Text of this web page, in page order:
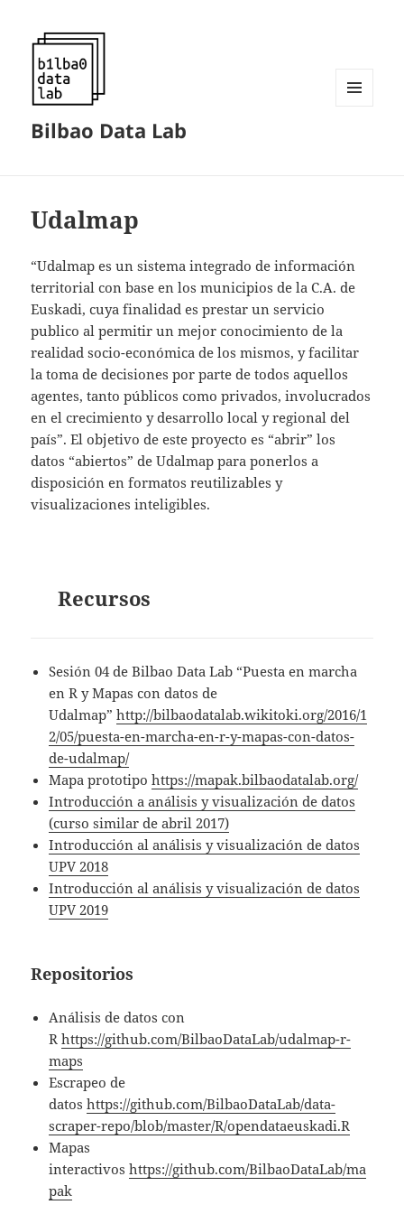
Bilbao Data Lab
Udalmap
“Udalmap es un sistema integrado de información
territorial con base en los municipios de la C.A. de
Euskadi, cuya finalidad es prestar un servicio
publico al permitir un mejor conocimiento de la
realidad socio-económica de los mismos, y facilitar
la toma de decisiones por parte de todos aquellos
agentes, tanto públicos como privados, involucrados
en el crecimiento y desarrollo local y regional del
país”. El objetivo de este proyecto es “abrir” los
datos “abiertos” de Udalmap para ponerlos a
disposición en formatos reutilizables y
visualizaciones inteligibles.
Recursos
Sesión 04 de Bilbao Data Lab “Puesta en marcha
en R y Mapas con datos de
Udalmap”http://bilbaodatalab.wikitoki.org/2016/1
2/05/puesta-en-marcha-en-r-y-mapas-con-datos-
de-udalmap/
Mapa prototipohttps://mapak.bilbaodatalab.org/
Introducción a análisis y visualización de datos
(curso similar de abril 2017)
Introducción al análisis y visualización de datos
UPV 2018
Introducción al análisis y visualización de datos
UPV 2019
Repositorios
Análisis de datos con
Rhttps://github.com/BilbaoDataLab/udalmap-r-
maps
Escrapeo de
datoshttps://github.com/BilbaoDataLab/data-
scraper-repo/blob/master/R/opendataeuskadi.R
Mapas
interactivoshttps://github.com/BilbaoDataLab/ma
pak